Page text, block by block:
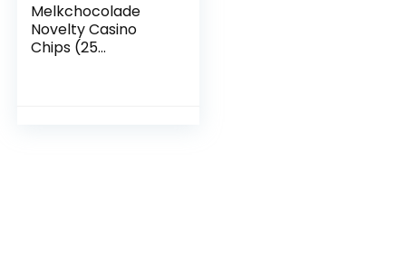
Melkchocolade
Novelty Casino
Chips (25